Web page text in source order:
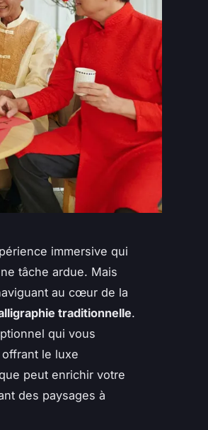
immersive qui
tâche ardue. Mais
au cœur de la
traditionnelle.
qui vous
le luxe
peut enrichir votre
des paysages à